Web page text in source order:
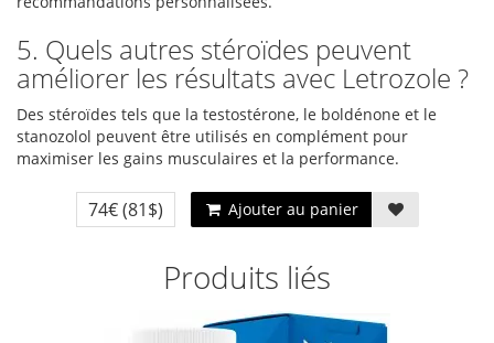
5. Quels autres stéroïdes peuvent
améliorer les résultats avec Letrozole ?
Des stéroïdes tels que la testostérone, le boldénone et le
stanozolol peuvent être utilisés en complément pour
maximiser les gains musculaires et la performance.
74€(81$) Ajouter au panier
Produits liés